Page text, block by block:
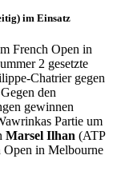
im Einsatz
French Open in
2 gesetzte
Chatrier gegen
den
gewinnen
Partie um
Marsel Ilhan (ATP
Open in Melbourne